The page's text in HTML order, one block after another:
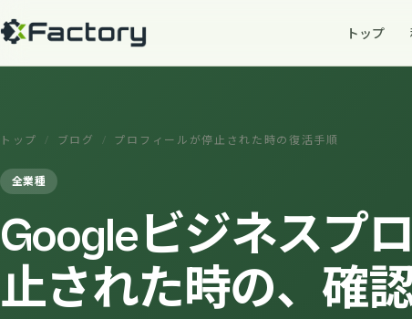
トップ
トップ / ブログ / プロフィールが停止された時の復活手順
全業種
Googleビジネスプ
止された時の、確